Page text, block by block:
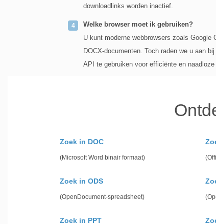
downloadlinks worden inactief.
Welke browser moet ik gebruiken?
U kunt moderne webbrowsers zoals
DOCX-documenten. Toch raden we u aan
API te gebruiken voor efficiënte en naadloze
Zoek in DOC
(Microsoft Word binair formaat)
Zoek in ODS
(OpenDocument-spreadsheet)
Zoek in PPT